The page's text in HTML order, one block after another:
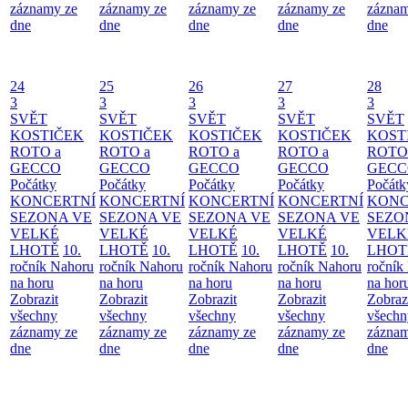
záznamy ze
dne
záznamy ze
dne
záznamy ze
dne
záznamy ze
dne
dne
24
3
SVĚT
KOSTIČEK
ROTO a
GECCO
Počátky
KONCERTNÍ
SEZONA VE
VELKÉ
LHOTĚ 10.
ročník Nahoru
na horu
Zobrazit
všechny
záznamy ze
dne
25
3
SVĚT
KOSTIČEK
ROTO a
GECCO
Počátky
KONCERTNÍ
SEZONA VE
VELKÉ
LHOTĚ 10.
ročník Nahoru
na horu
Zobrazit
všechny
záznamy ze
dne
26
3
SVĚT
KOSTIČEK
ROTO a
GECCO
Počátky
KONCERTNÍ
SEZONA VE
VELKÉ
LHOTĚ 10.
ročník Nahoru
na horu
Zobrazit
všechny
záznamy ze
dne
27
3
SVĚT
KOSTIČEK
ROTO a
GECCO
Počátky
KONCERTNÍ
SEZONA VE
VELKÉ
LHOTĚ 10.
ročník Nahoru
na horu
Zobrazit
všechny
záznamy ze
dne
28
3
SVĚT
ročník
na
dne